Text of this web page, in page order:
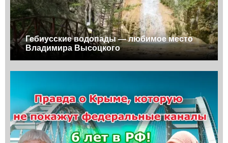
Гебиусские водопады — любимое место
Владимира Высоцкого